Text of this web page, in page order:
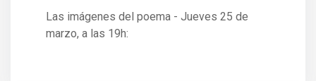
Las imágenes del poema - Jueves 25 de
marzo, a las 19h: